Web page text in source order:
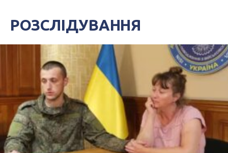
РОЗСЛІДУВАННЯ